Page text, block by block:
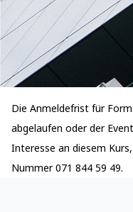
Die Anmeldefrist für
abgelaufen oder der
Interesse an diesem
Nummer 071 844 59 49.